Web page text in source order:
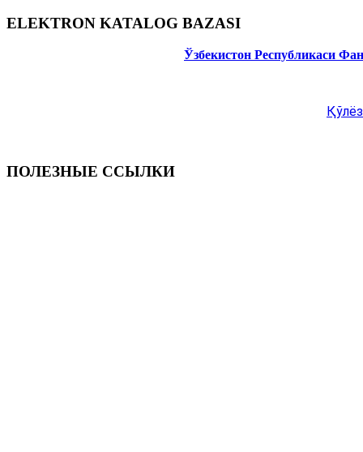
ELEKTRON KATALOG BAZASI
Ўзбекистон Республикаси
ПОЛЕЗНЫЕ ССЫЛКИ